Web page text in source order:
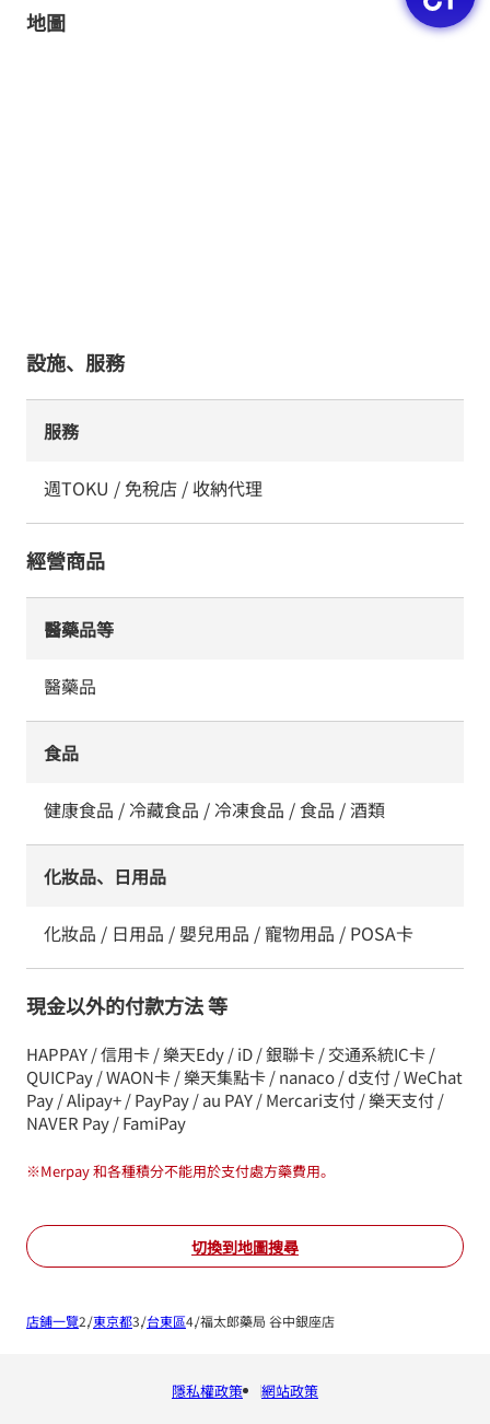
地圖
設施、服務
服務
週TOKU / 免稅店 / 收納代理
經營商品
醫藥品等
醫藥品
食品
健康食品 / 冷藏食品 / 冷凍食品 / 食品 / 酒類
化妝品、日用品
化妝品 / 日用品 / 嬰兒用品 / 寵物用品 / POSA卡
現金以外的付款方法 等
HAPPAY / 信用卡 / 樂天Edy / iD / 銀聯卡 / 交通系統IC卡 /
QUICPay / WAON卡 / 樂天集點卡 / nanaco / d支付 / WeChat
Pay / Alipay+ / PayPay / au PAY / Mercari支付 / 樂天支付 /
NAVER Pay / FamiPay
※Merpay 和各種積分不能用於支付處方藥費用。
切換到地圖搜尋
店鋪一覽 東京都 台東區 福太郎藥局 谷中銀座店
隱私權政策 網站政策